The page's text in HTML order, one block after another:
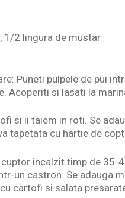
1/2 lingura de mustar
Puneti pulpele de pui
Acoperiti si lasati la
si ii taiem in roti. Se
tapetata cu hartie de
incalzit timp de 35-
un castron. Se adauga
cartofi si salata